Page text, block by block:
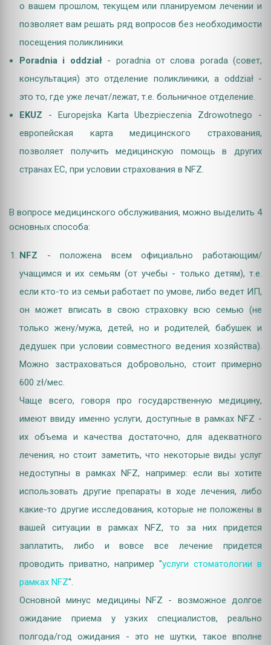
о вашем прошлом, текущем или планируемом лечении и
позволяет вам решать ряд вопросов без необходимости
посещения поликлиники.
Poradnia i oddział- poradnia от слова porada (совет,
консультация) это отделение поликлиники, а oddział -
это то, где уже лечат/лежат, т.е. больничное отделение.
EKUZ - Europejska Karta Ubezpieczenia Zdrowotnego -
европейская карта медицинского страхования,
позволяет получить медицинскую помощь в других
странах ЕС, при условии страхования в NFZ.
В вопросе медицинского обслуживания, можно выделить 4
основных способа:
NFZ - положена всем официально работающим/
учащимся и их семьям (от учебы - только детям), т.е.
если кто-то из семьи работает по умове, либо ведет ИП,
он может вписать в свою страховку всю семью (не
только жену/мужа, детей, но и родителей, бабушек и
дедушек при условии совместного ведения хозяйства).
Можно застраховаться добровольно, стоит примерно
600 zł/мес.
Чаще всего, говоря про государственную медицину,
имеют ввиду именно услуги, доступные в рамках NFZ -
их объема и качества достаточно, для адекватного
лечения, но стоит заметить, что некоторые виды услуг
недоступны в рамках NFZ, например: если вы хотите
использовать другие препараты в ходе лечения, либо
какие-то другие исследования, которые не положены в
вашей ситуации в рамках NFZ, то за них придется
заплатить, либо и вовсе все лечение придется
проводить приватно, например "услуги стоматологии в
рамках NFZ".
Основной минус медицины NFZ - возможное долгое
ожидание приема у узких специалистов, реально
полгода/год ожидания - это не шутки, такое вполне